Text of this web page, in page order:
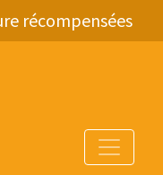
récompensées